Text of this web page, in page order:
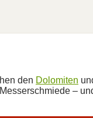
den Dolomiten
–